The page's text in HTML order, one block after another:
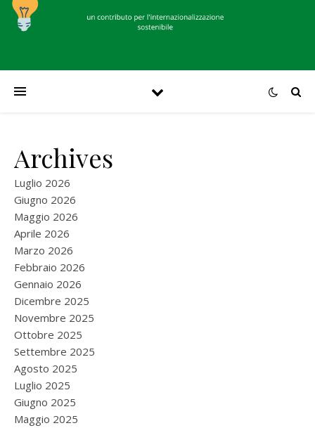
Archives
Luglio 2026
Giugno 2026
Maggio 2026
Aprile 2026
Marzo 2026
Febbraio 2026
Gennaio 2026
Dicembre 2025
Novembre 2025
Ottobre 2025
Settembre 2025
Agosto 2025
Luglio 2025
Giugno 2025
Maggio 2025